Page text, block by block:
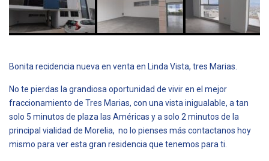
Bonita recidencia nueva en venta en Linda Vista, tres Marias.
No te pierdas la grandiosa oportunidad de vivir en el mejor
fraccionamiento de Tres Marias, con una vista inigualable, a tan
solo 5 minutos de plaza las Américas y a solo 2 minutos de la
principal vialidad de Morelia, no lo pienses más contactanos hoy
mismo para ver esta gran residencia que tenemos para ti.